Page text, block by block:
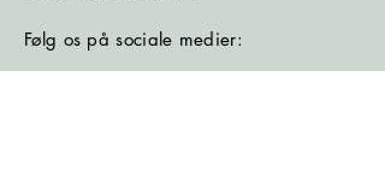
Følg os på sociale medier: